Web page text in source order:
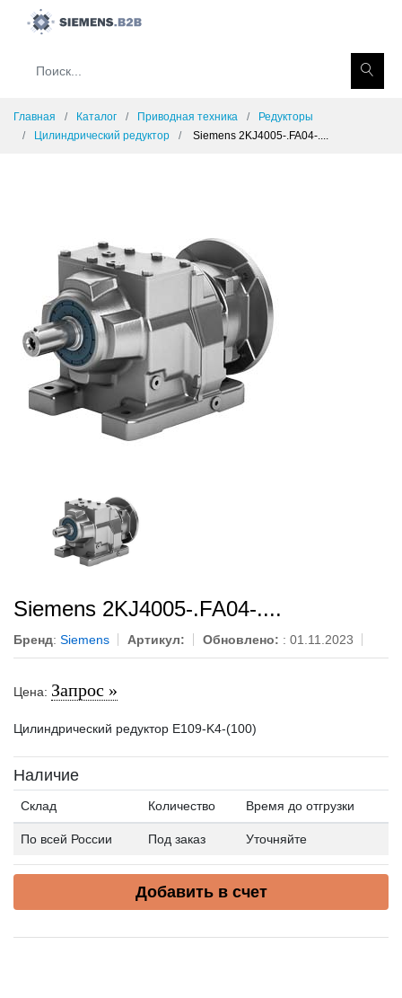
Главная Каталог Приводная техника
Редукторы
Цилиндрический редуктор
Siemens 2KJ4005-.FA04-....
Siemens 2KJ4005-.FA04-....
Бренд: Siemens Артикул: Обновлено: : 01.11.2023
Цена: Запрос »
Цилиндрический редуктор E109-K4-(100)
Наличие
Склад Количество Время до отгрузки
По всей России Под заказ Уточняйте
Добавить в счет